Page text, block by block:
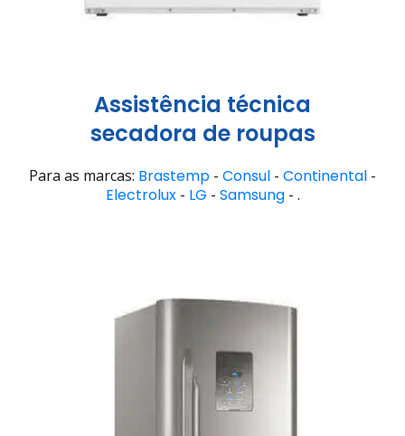
Assistência técnica
secadora de roupas
Para as marcas: Brastemp - Consul - Continental -
Electrolux- LG - Samsung- .